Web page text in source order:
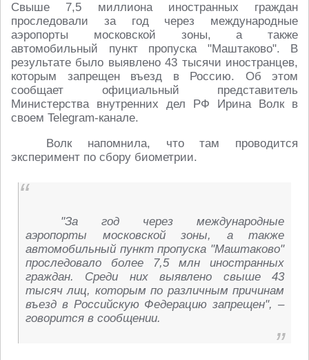
Свыше 7,5 миллиона иностранных граждан
проследовали за год через международные
аэропорты московской зоны, а также
автомобильный пункт пропуска "Маштаково". В
результате было выявлено 43 тысячи иностранцев,
которым запрещен въезд в Россию. Об этом
сообщает официальный представитель
Министерства внутренних дел РФ Ирина Волк в
своем Telegram-канале.
Волк напомнила, что там проводится
эксперимент по сбору биометрии.
"За год через международные
аэропорты московской зоны, а также
автомобильный пункт пропуска "Маштаково"
проследовало более 7,5 млн иностранных
граждан. Среди них выявлено свыше 43
тысяч лиц, которым по различным причинам
въезд в Российскую Федерацию запрещен", –
говорится в сообщении.